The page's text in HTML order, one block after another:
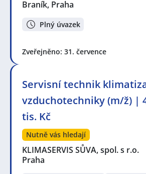
Braník, Praha
Plný úvazek
Zveřejněno: 31. července
Servisní technik
vzduchotechniky (m/ž) |
tis. Kč
Nutně vás hledají
KLIMASERVIS SŮVA, spol. s r.o.
Praha